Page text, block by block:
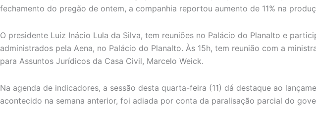
fechamento do pregão de ontem, a companhia reportou aumento de 11% na
O presidente Luiz Inácio Lula da Silva, tem reuniões no Palácio do Planalto e
administrados pela Aena, no Palácio do Planalto. Às 15h, tem reunião com a
para Assuntos Jurídicos da Casa Civil, Marcelo Weick.
Na agenda de indicadores, a sessão desta quarta-feira (11) dá destaque ao
acontecido na semana anterior, foi adiada por conta da paralisação parcial do